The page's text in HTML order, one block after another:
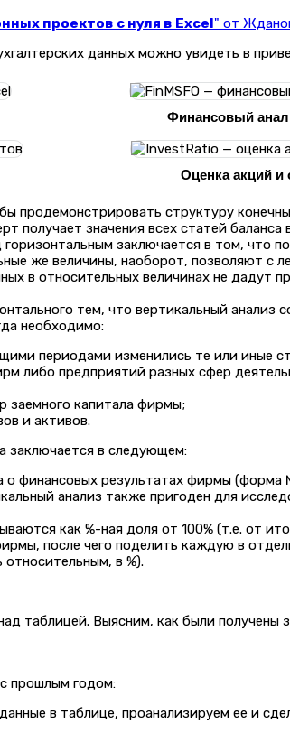
проектов с нуля в Excel" от
данных можно увидеть в
Финансовый
Оценка акций и
продемонстрировать структуру
получает значения всех статей баланса
заключается в том,
же величины, наоборот, позволяют с
в относительных величинах не дадут
тем, что вертикальный
необходимо:
периодами изменились те или иные
либо предприятий разных сфер
заемного капитала фирмы;
и активов.
заключается в следующем:
финансовых результатах фирмы (форма
анализ также пригоден для
как %-ная доля от 100% (т.е. от
после чего поделить каждую в
в %).
таблицей. Выясним, как были получены
с прошлым годом:
в таблице, проанализируем ее и